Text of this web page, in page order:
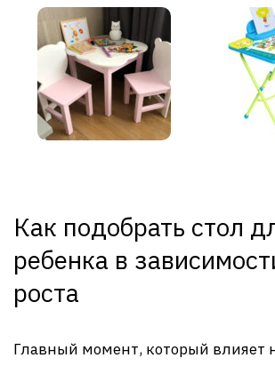
Как подобрать стол
ребенка в
роста
Главный момент, который влияет